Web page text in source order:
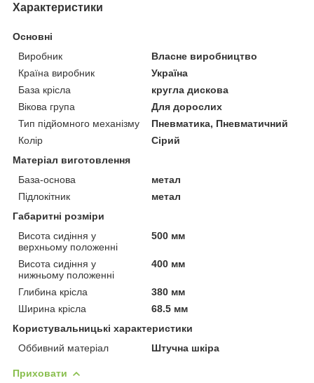
Характеристики
Основні
Виробник
Власне виробництво
Країна виробник
Україна
База крісла
кругла дискова
Вікова група
Для дорослих
Тип підйомного механізму
Пневматика, Пневматичний
Колір
Сірий
Матеріал виготовлення
База-основа
метал
Підлокітник
метал
Габаритні розміри
Висота сидіння у
верхньому положенні
500 мм
Висота сидіння у
нижньому положенні
400 мм
Глибина крісла
380 мм
Ширина крісла
68.5 мм
Користувальницькі характеристики
Оббивний матеріал
Штучна шкіра
Приховати